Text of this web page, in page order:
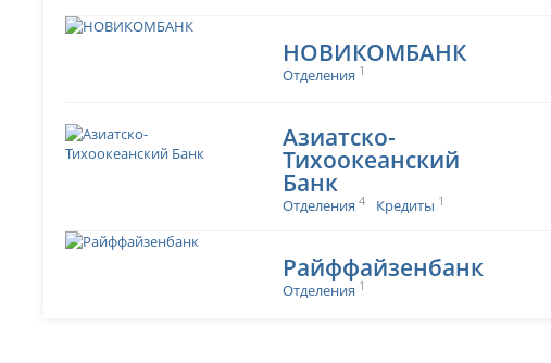
НОВИКОМБАНК
Отделения 1
Азиатско-
Тихоокеанский
Банк
Отделения 4 Кредиты 1
Райффайзенбанк
Отделения 1